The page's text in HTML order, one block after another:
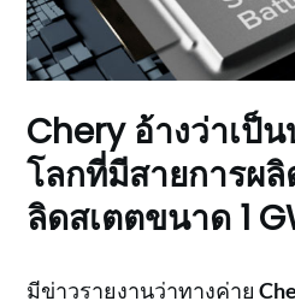
Chery อ้างว่าเป็
โลกที่มีสายการผ
ลิดสเตตขนาด 1
มีข่าวรายงานว่าทางค่าย